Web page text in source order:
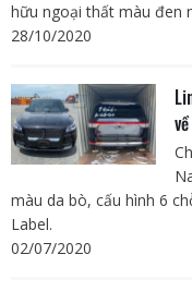
hữu ngoại thất màu đen
28/10/2020
màu da bò, cấu hình 6
Label.
02/07/2020